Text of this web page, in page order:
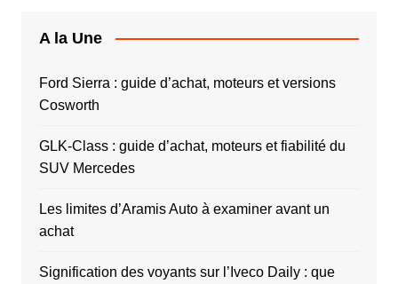
A la Une
Ford Sierra : guide d’achat, moteurs et versions
Cosworth
GLK-Class : guide d’achat, moteurs et fiabilité du
SUV Mercedes
Les limites d’Aramis Auto à examiner avant un
achat
Signification des voyants sur l’Iveco Daily : que